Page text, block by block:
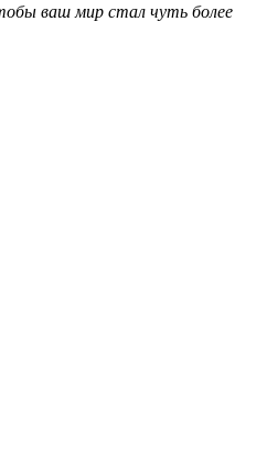
ваш мир стал чуть более